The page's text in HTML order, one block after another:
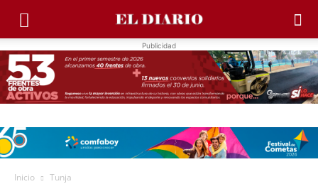
Publicidad
Inicio Tunja